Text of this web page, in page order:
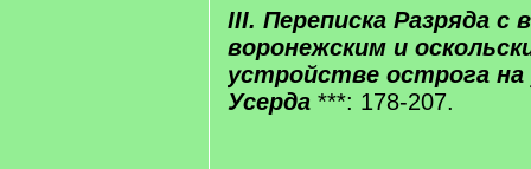
III. Переписка Разряда с
воронежским и
устройстве острога на
Усерда ***: 178-207.